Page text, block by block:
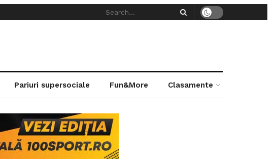
Pariuri supersociale Fun&More Clasamente